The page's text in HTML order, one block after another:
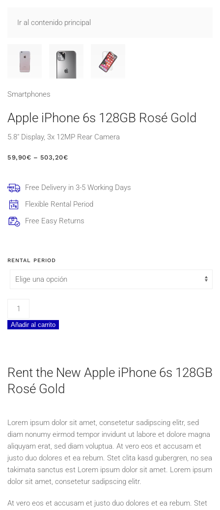
Ir al contenido principal
Smart­phones
Apple iPhone 6s 128GB Rosé Gold
5.8″ Display, 3x 12MP Rear Camera
59,90€ – 503,20€RANGO
DESDE
HASTA
Free Delivery in 3-5 Working Days
Flexible Rental Period
Free Easy Returns
RENTAL PERIOD
Apple
6s
cantidad
Añadir al carrito
Rent the New Apple iPhone 6s 128GB
Rosé Gold
Lorem ipsum dolor sit amet, consetetur sadipscing elitr, sed
diam nonumy eirmod tempor invidunt ut labore et dolore magna
aliquyam erat, sed diam voluptua. At vero eos et accusam et
justo duo dolores et ea rebum. Stet clita kasd gubergren, no sea
takimata sanctus est Lorem ipsum dolor sit amet. Lorem ipsum
dolor sit amet, consetetur sadipscing elitr.
At vero eos et accusam et justo duo dolores et ea rebum. Stet